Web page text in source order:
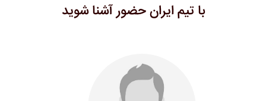
با تیم ایران حضور آشنا شوید